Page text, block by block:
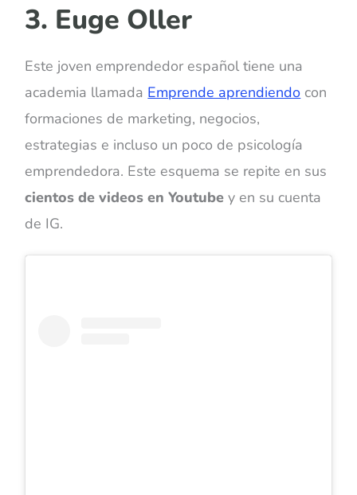
3. Euge Oller
Este joven emprendedor español tiene una
academia llamada Emprende aprendiendo con
formaciones de marketing, negocios,
estrategias e incluso un poco de psicología
emprendedora. Este esquema se repite en sus
cientos de videos en Youtube y en su cuenta
de IG.